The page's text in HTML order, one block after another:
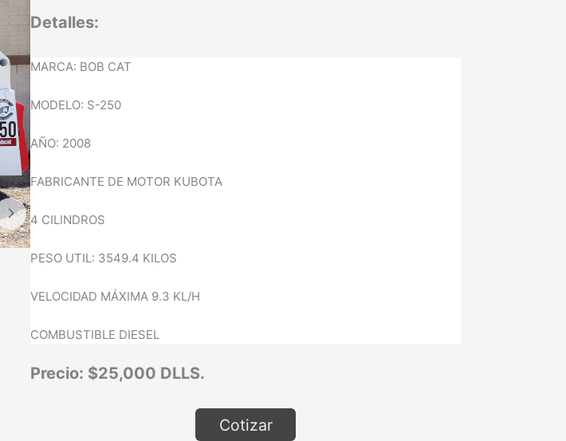
Detalles:
MARCA: BOB CAT
MODELO: S-250
AÑO: 2008
FABRICANTE DE MOTOR KUBOTA
4 CILINDROS
PESO UTIL: 3549.4 KILOS
VELOCIDAD MÁXIMA 9.3 KL/H
COMBUSTIBLE DIESEL
Precio: $25,000 DLLS.
Cotizar